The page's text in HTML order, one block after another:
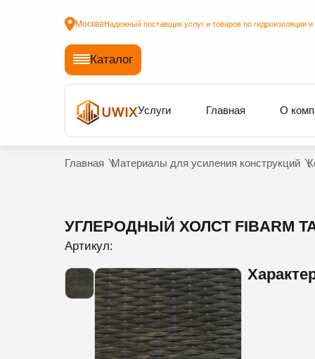
МоскваНадежный поставщик услуг и товаров по гидроизоляции
Каталог
Услуги Главная О
Главная Материалы для усиления конструкций
УГЛЕРОДНЫЙ ХОЛСТ FIBARM
Артикул: